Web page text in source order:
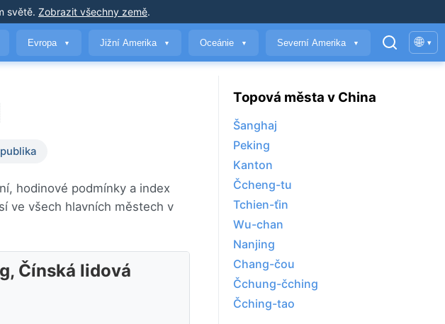
světě. Zobrazit všechny země.
Evropa ▼ Jižní Amerika ▼ Oceánie ▼ Severní Amerika ▼ 🌐 ▾
hodinové podmínky a index
ve všech hlavních městech v
Čínská lidová
Topová města v China
Šanghaj
Peking
Kanton
Čcheng-tu
Tchien-ťin
Wu-chan
Nanjing
Chang-čou
Čchung-čching
Čching-tao